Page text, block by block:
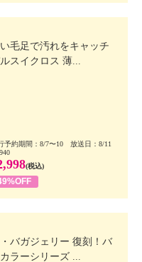
毛足で汚れをキャッチ
スイクロス 薄...
予約期間：8/7〜10 放送日：8/11
(税込)
バガジェリー 復刻！バ
ラーシリーズ ...